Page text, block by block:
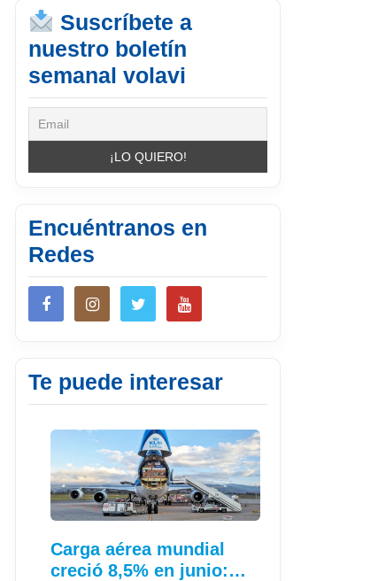
Suscríbete a
nuestro boletín
semanal volavi
Encuéntranos en
Redes
Te puede interesar
Carga aérea mundial
creció 8,5% en junio:…